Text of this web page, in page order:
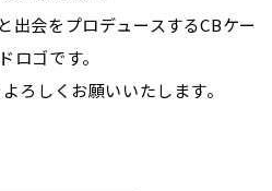
出会をプロデュースするCBケー
ロゴです。
ろしくお願いいたします。